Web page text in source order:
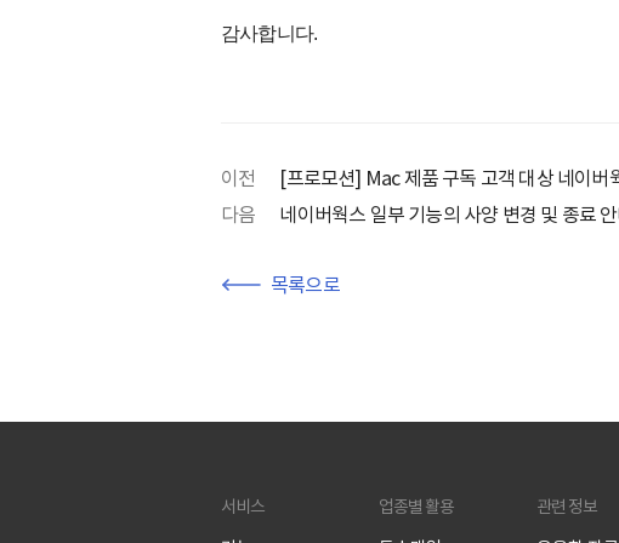
감사합니다.
이전
[프로모션] Mac 제품 구독 고객 대상 네이버
다음
네이버웍스 일부 기능의 사양 변경 및 종료 안
목록으로
서비스
업종별 활용
관련 정보